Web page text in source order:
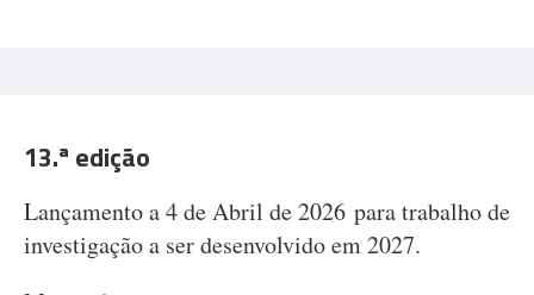
13.ª edição
Lançamento a 4 de Abril de 2026 para trabalho de
investigação a ser desenvolvido em 2027.